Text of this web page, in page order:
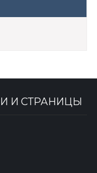
И СТРАНИЦЫ